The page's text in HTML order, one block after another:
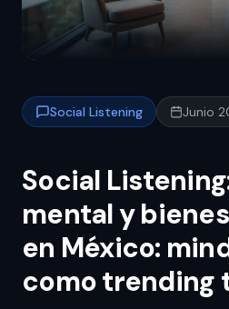
Social Listening Junio
Social
mental y
en México:
como trending